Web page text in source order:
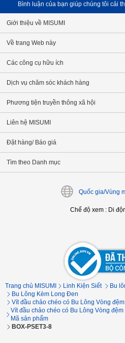
Bình luận của bạn giúp chúng tôi cải
Giới thiệu về MISUMI
Về trang Web này
Các công cụ hữu ích
Dịch vụ chăm sóc khách hàng
Phương tiện truyền thông xã hội
Liên hệ MISUMI
Đặt hàng/ Báo giá
Tìm theo Danh mục
Quốc gia/Vùng
Chế độ xem: Di
Trang chủ MISUMI Linh Kiện Siết
Bu
Bu Lông Kèm Long Đen
Vít đầu chảo chéo có Bu Lông Vòng
Vít đầu chảo chéo có Bu Lông Vòng
Mã sản phẩm
BOX-PSET3-8